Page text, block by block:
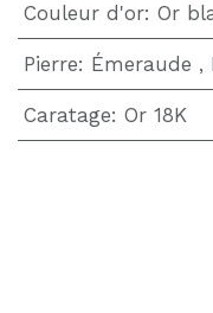
Couleur d'or: Or
Pierre: Émeraude ,
Caratage: Or 18K